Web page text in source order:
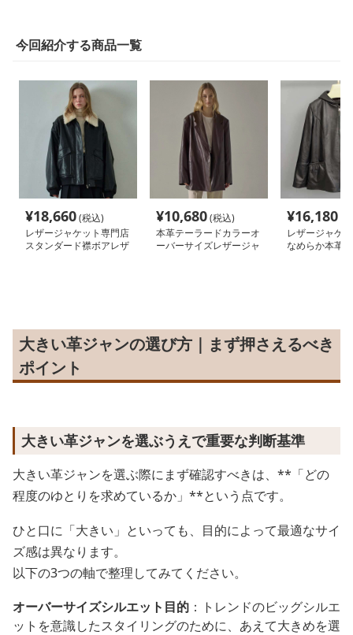
今回紹介する商品一覧
¥18,660(税込)
レザージャケット専門店
スタンダード襟ボアレザ
¥10,680(税込)
本革テーラードカラーオ
ーバーサイズレザージャ
¥16,180
レザージャケ
なめらか本革
大きい革ジャンの選び方｜まず押さえるべき
ポイント
大きい革ジャンを選ぶうえで重要な判断基準
大きい革ジャンを選ぶ際にまず確認すべきは、**「どの
程度のゆとりを求めているか」**という点です。
ひと口に「大きい」といっても、目的によって最適なサイ
ズ感は異なります。
以下の3つの軸で整理してみてください。
オーバーサイズシルエット目的 ：トレンドのビッグシルエ
ットを意識したスタイリングのために、あえて大きめを選